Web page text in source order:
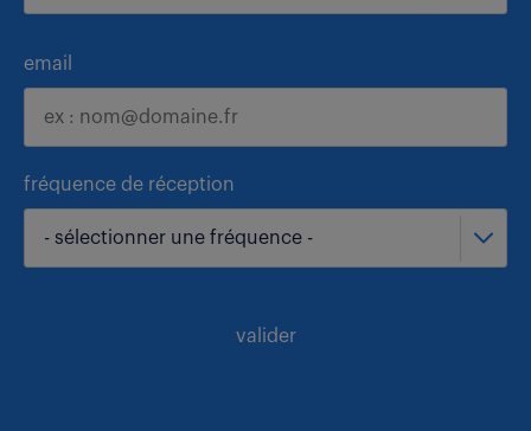
email
fréquence de réception
- sélectionner une fréquence -
valider